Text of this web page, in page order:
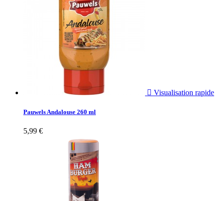
 Visualisation rapide
Pauwels Andalouse 260 ml
5,99 €